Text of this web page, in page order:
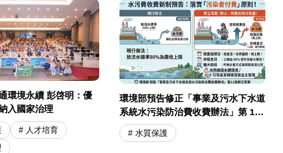
環境永續 彭啓明：優
入國家治理
人才培育
環境部預告修正「事業及污水下水道
系統水污染防治費收費辦法」第 11
條
水質保護